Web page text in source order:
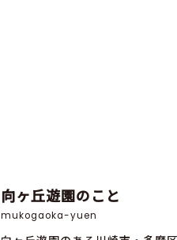
向ヶ丘遊園のこと
mukogaoka-yuen